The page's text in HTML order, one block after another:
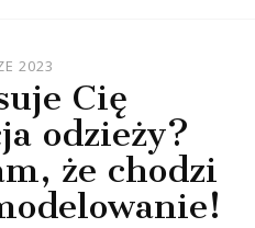
2023
Cię
odzieży?
że chodzi